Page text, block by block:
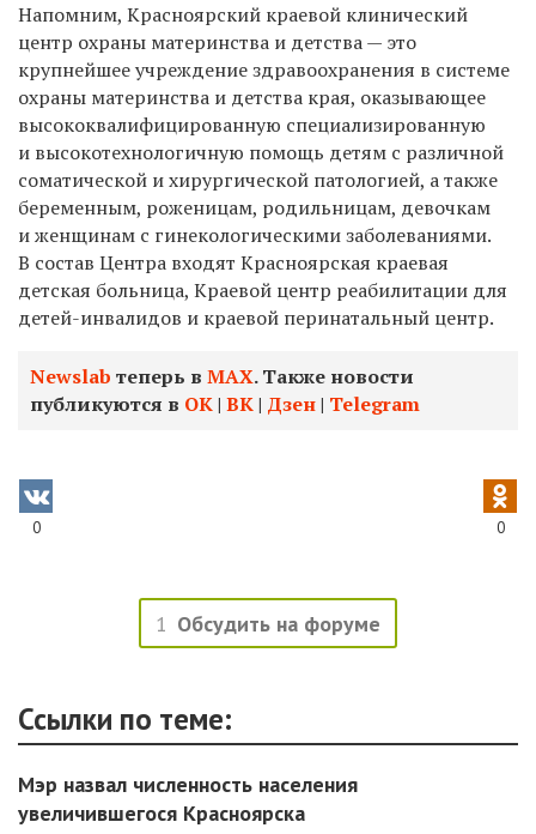
Напомним, Красноярский краевой клинический
центр охраны материнства и детства — это
крупнейшее учреждение здравоохранения в системе
охраны материнства и детства края, оказывающее
высококвалифицированную специализированную
и высокотехнологичную помощь детям с различной
соматической и хирургической патологией, а также
беременным, роженицам, родильницам, девочкам
и женщинам с гинекологическими заболеваниями.
В состав Центра входят Красноярская краевая
детская больница, Краевой центр реабилитации для
детей-инвалидов и краевой перинатальный центр.
Newslab теперь в МАХ. Также новости
публикуются в ОК| ВК| Дзен| Telegram
0 0
1 Обсудить на форуме
Ссылки по теме:
Мэр назвал численность населения
увеличившегося Красноярска